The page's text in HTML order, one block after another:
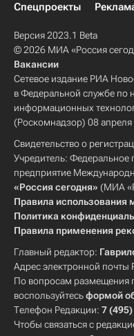
Спецпроекты
Версия 2023.1 Beta
© 2026 МИА «Россия
Вакансии
Сетевое издание РИА
в Федеральной службе по
информационных
(Роскомнадзор) 08 апреля
Свидетельство о
Учредитель: Федеральное
предприятие
«Россия сегодня» (МИА
Правила использования
Политика
Правила применения
Главный редактор:
Адрес электронной почты
По вопросам размещения
воспользуйтесьформой
Телефон Редакции: 7
Чтобы связаться с